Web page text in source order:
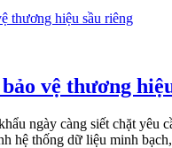
vệ thương
ngày càng siết chặt yêu
hệ thống dữ liệu minh